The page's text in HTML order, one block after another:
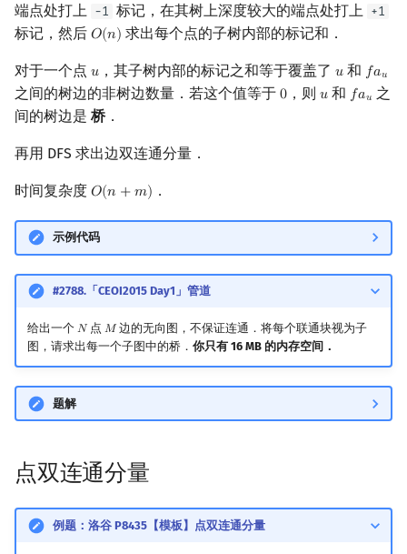
端点处打上
-1 标记，在其树上深度较大的端点处打上 +1
标记，然后 𝑂(𝑛)
O(n) 求出每个点的子树内部的标记和．
对于一个点 𝑢
u ，其子树内部的标记之和等于覆盖了𝑢
u 和 𝑓𝑎𝑢
fau
之间的树边的非树边数量．若这个值等于 0
0 ，则 𝑢
u 和 𝑓𝑎𝑢
fau 之
间的树边是 桥．
再用 DFS 求出边双连通分量．
时间复杂度 𝑂(𝑛 +𝑚)
O(n+ m ) ．
示例代码
#2788.「CEOI2015 Day1」管道
给出一个 𝑁
N点 𝑀
M 边的无向图，不保证连通．将每个联通块视为子
图，请求出每一个子图中的桥． 你只有 16 MB 的内存空间．
题解
点双连通分量
例题：洛谷 P8435【模板】点双连通分量